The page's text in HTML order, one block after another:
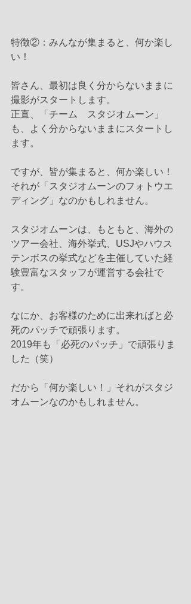
特徴②：みんなが集まると、何か楽し
い！
皆さん、最初は良く分からないままに
撮影がスタートします。
正直、「チーム　スタジオムーン」
も、よく分からないままにスタートし
ます。
ですが、皆が集まると、何か楽しい！
それが「スタジオムーンのフォトウエ
ディング」なのかもしれません。
スタジオムーンは、もともと、海外の
ツアー会社、海外挙式、USJやハウス
テンボスの挙式などを主催していた経
験豊富なスタッフが運営する会社で
す。
なにか、お客様のために出来ればと必
死のパッチで頑張ります。
2019年も「必死のパッチ」で頑張りま
した（笑）
だから「何か楽しい！」それがスタジ
オムーンなのかもしれません。